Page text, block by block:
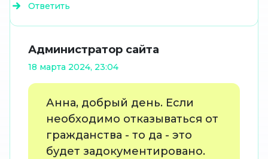
Ответить
Администратор сайта
18 марта 2024, 23:04
Анна, добрый день. Если
необходимо отказываться от
гражданства - то да - это
будет задокументировано.